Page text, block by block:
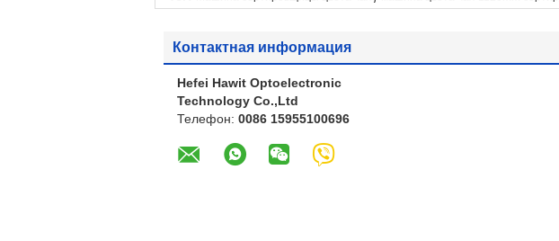
Контактная информация
Hefei Hawit Optoelectronic
Technology Co.,Ltd
Телефон: 0086 15955100696